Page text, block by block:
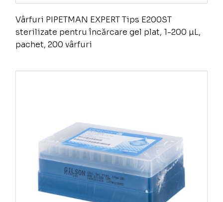
Vârfuri PIPETMAN EXPERT Tips E200ST
sterilizate pentru încărcare gel plat, 1-200 µL,
pachet, 200 vârfuri